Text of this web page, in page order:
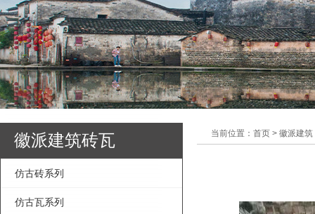
徽派建筑砖瓦
仿古砖系列
仿古瓦系列
当前位置：首页 > 徽派建筑